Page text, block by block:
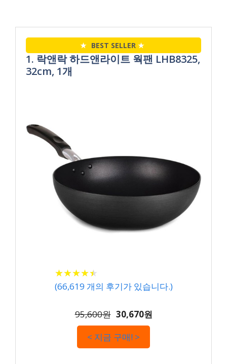
★ BEST SELLER ★
1. 락앤락 하드앤라이트 웍팬 LHB8325,
32cm, 1개
★★★★★
★★★★★
(66,619 개의 후기가 있습니다.)
95,600원 30,670원
< 지금 구매! >